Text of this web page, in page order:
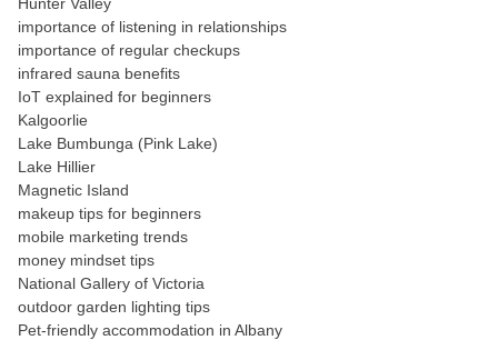
importance of listening in relationships
importance of regular checkups
infrared sauna benefits
IoT explained for beginners
Kalgoorlie
Lake Bumbunga (Pink Lake)
Lake Hillier
Magnetic Island
makeup tips for beginners
mobile marketing trends
money mindset tips
National Gallery of Victoria
outdoor garden lighting tips
Pet-friendly accommodation in Albany